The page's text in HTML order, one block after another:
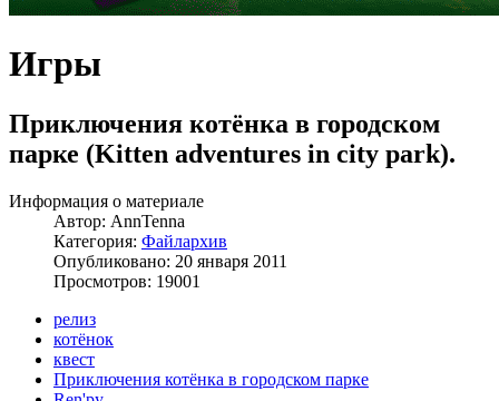
Игры
Приключения котёнка в городском
парке (Kitten adventures in city park).
Информация о материале
Автор: AnnTenna
Категория: Файлархив
Опубликовано: 20 января 2011
Просмотров: 19001
релиз
котёнок
квест
Приключения котёнка в городском парке